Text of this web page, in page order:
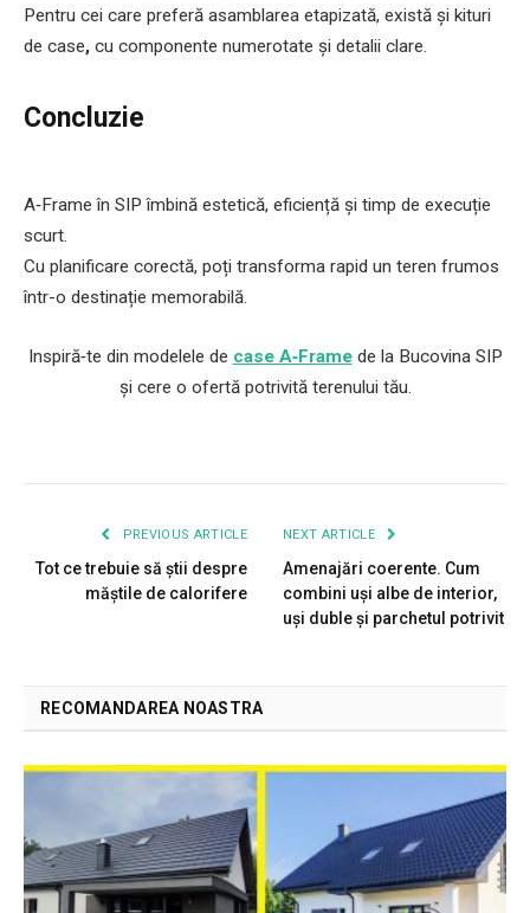
Pentru cei care preferă asamblarea etapizată, există și kituri
de case, cu componente numerotate și detalii clare.
Concluzie
A‑Frame în SIP îmbină estetică, eficiență și timp de execuție
scurt.
Cu planificare corectă, poți transforma rapid un teren frumos
într-o destinație memorabilă.
Inspiră‑te din modelele de case A‑Framede la Bucovina SIP
și cere o ofertă potrivită terenului tău.
PREVIOUS ARTICLE
Tot ce trebuie să știi despre
măștile de calorifere
NEXT ARTICLE
Amenajări coerente. Cum
combini uși albe de interior,
uși duble și parchetul potrivit
RECOMANDAREA NOASTRA